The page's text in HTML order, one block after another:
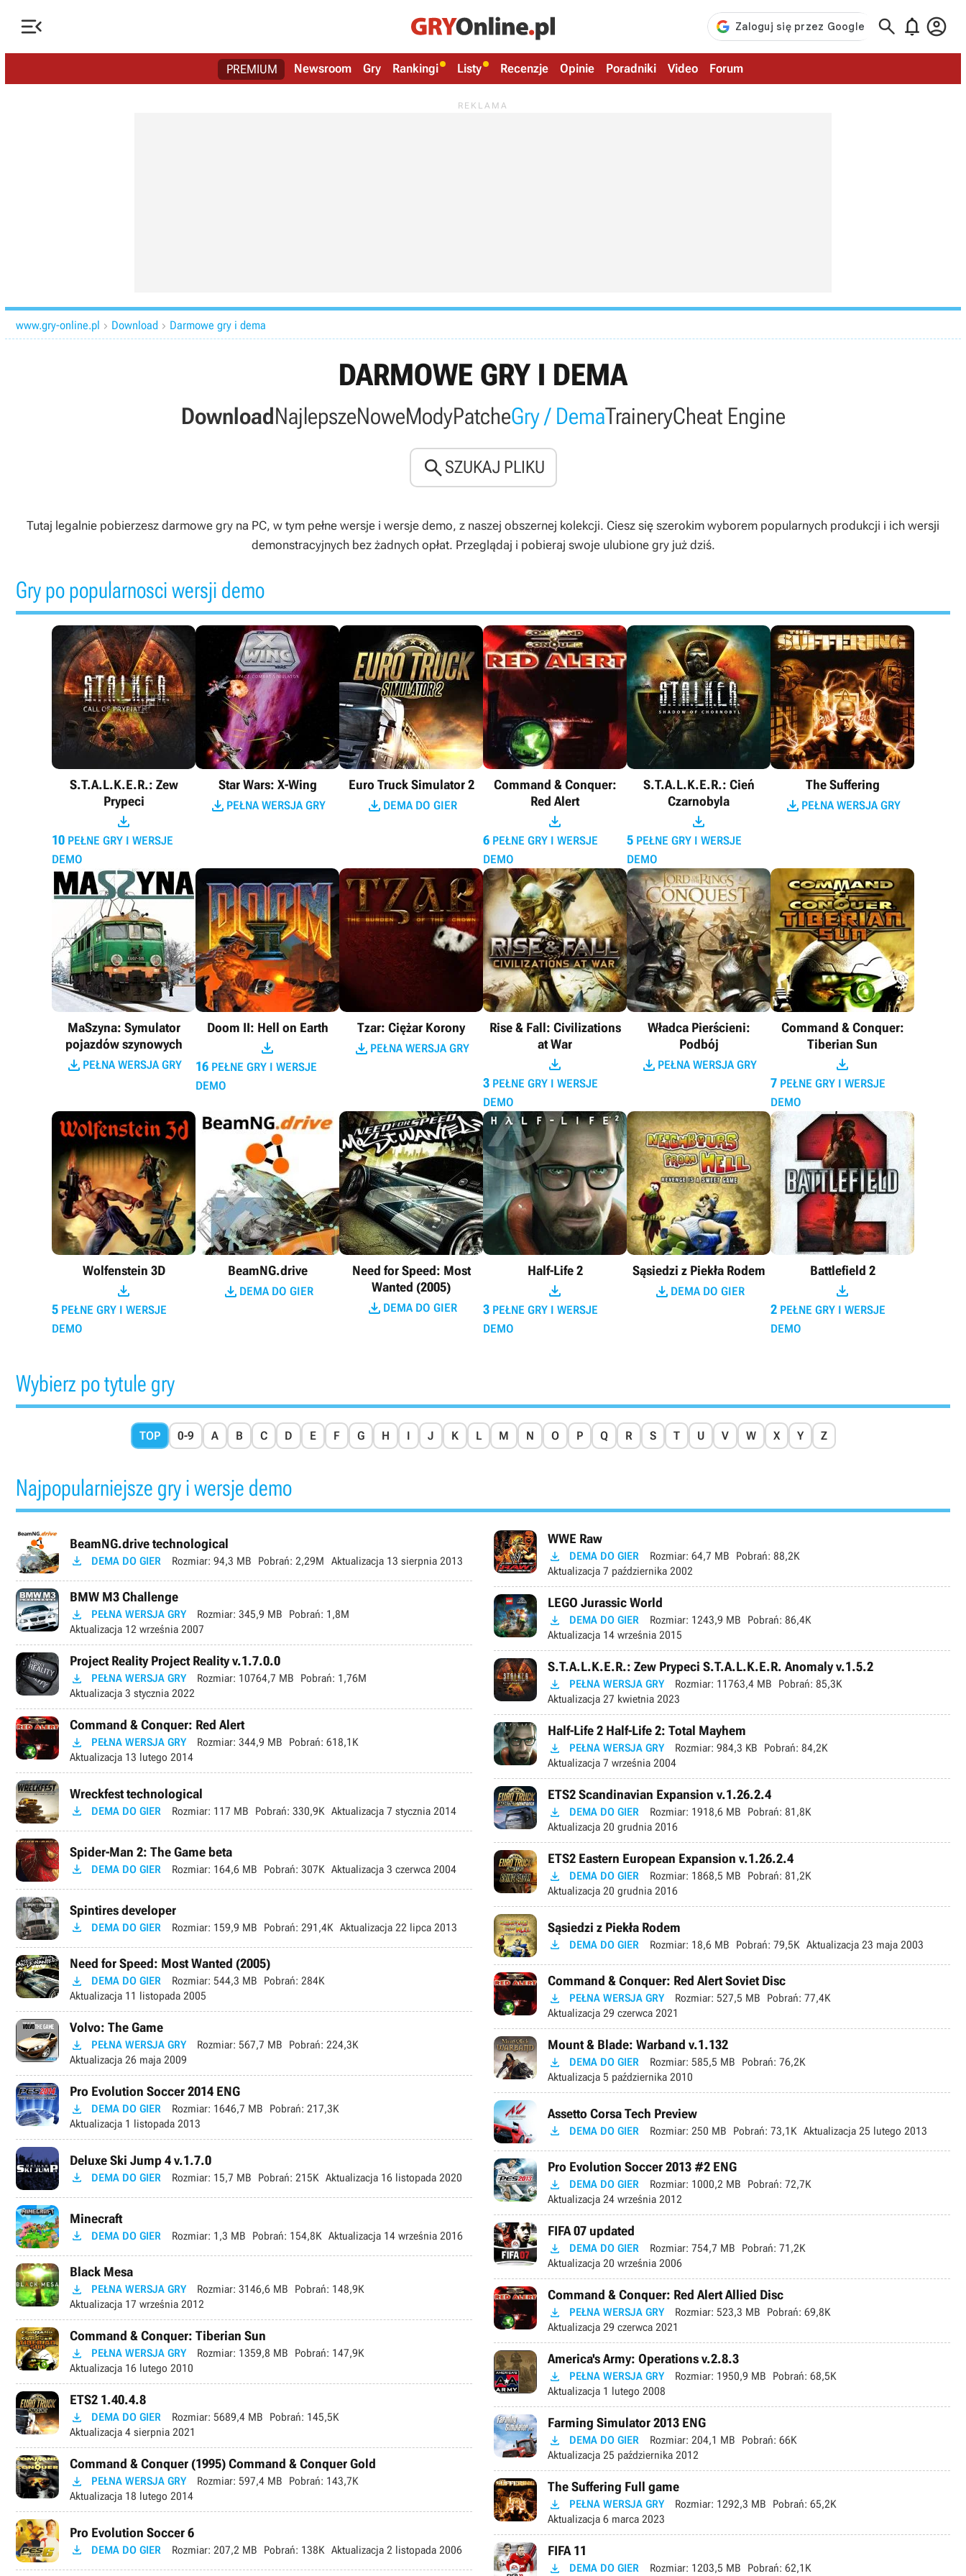
   
PREMIUM Newsroom Gry Rankingi Listy Recenzje Opinie Poradniki Video Forum
www.gry-online.pl  Download  Darmowe gry i dema
DARMOWE GRY I DEMA
DownloadNajlepszeNoweModyPatcheGry / DemaTraineryCheat Engine
SZUKAJ PLIKU
Tutaj legalnie pobierzesz darmowe gry na PC, w tym pełne wersje i wersje demo, z naszej obszernej kolekcji. Ciesz się szerokim wyborem popularnych produkcji i ich wersji
demonstracyjnych bez żadnych opłat. Przeglądaj i pobieraj swoje ulubione gry już dziś.
Gry po popularnosci wersji demo
S.T.A.L.K.E.R.: Zew
Prypeci

10 PEŁNE GRY I WERSJE
DEMO
Star Wars: X-Wing
 PEŁNA WERSJA GRY
Euro Truck Simulator 2
 DEMA DO GIER
Command & Conquer:
Red Alert

6 PEŁNE GRY I WERSJE
DEMO
S.T.A.L.K.E.R.: Cień
Czarnobyla

5 PEŁNE GRY I WERSJE
DEMO
The Suffering
 PEŁNA WERSJA GRY
MaSzyna: Symulator
pojazdów szynowych
 PEŁNA WERSJA GRY
Doom II: Hell on Earth

16 PEŁNE GRY I WERSJE
DEMO
Tzar: Ciężar Korony
 PEŁNA WERSJA GRY
Rise & Fall: Civilizations
at War

3 PEŁNE GRY I WERSJE
DEMO
Władca Pierścieni:
Podbój
 PEŁNA WERSJA GRY
Command & Conquer:
Tiberian Sun

7 PEŁNE GRY I WERSJE
DEMO
Wolfenstein 3D

5 PEŁNE GRY I WERSJE
DEMO
BeamNG.drive
 DEMA DO GIER
Need for Speed: Most
Wanted (2005)
 DEMA DO GIER
Half-Life 2

3 PEŁNE GRY I WERSJE
DEMO
Sąsiedzi z Piekła Rodem
 DEMA DO GIER
Battlefield 2

2 PEŁNE GRY I WERSJE
DEMO
Wybierz po tytule gry
TOP 0-9 A B C D E F G H I J K L M N O P Q R S T U V W X Y Z
Najpopularniejsze gry i wersje demo
BeamNG.drive technological
 DEMA DO GIER Rozmiar: 94,3 MB Pobrań: 2,29M Aktualizacja 13 sierpnia 2013
BMW M3 Challenge
 PEŁNA WERSJA GRY Rozmiar: 345,9 MB Pobrań: 1,8M
Aktualizacja 12 września 2007
Project Reality Project Reality v.1.7.0.0
 PEŁNA WERSJA GRY Rozmiar: 10764,7 MB Pobrań: 1,76M
Aktualizacja 3 stycznia 2022
Command & Conquer: Red Alert
 PEŁNA WERSJA GRY Rozmiar: 344,9 MB Pobrań: 618,1K
Aktualizacja 13 lutego 2014
Wreckfest technological
 DEMA DO GIER Rozmiar: 117 MB Pobrań: 330,9K Aktualizacja 7 stycznia 2014
Spider-Man 2: The Game beta
 DEMA DO GIER Rozmiar: 164,6 MB Pobrań: 307K Aktualizacja 3 czerwca 2004
Spintires developer
 DEMA DO GIER Rozmiar: 159,9 MB Pobrań: 291,4K Aktualizacja 22 lipca 2013
Need for Speed: Most Wanted (2005)
 DEMA DO GIER Rozmiar: 544,3 MB Pobrań: 284K
Aktualizacja 11 listopada 2005
Volvo: The Game
 PEŁNA WERSJA GRY Rozmiar: 567,7 MB Pobrań: 224,3K
Aktualizacja 26 maja 2009
Pro Evolution Soccer 2014 ENG
 DEMA DO GIER Rozmiar: 1646,7 MB Pobrań: 217,3K
Aktualizacja 1 listopada 2013
Deluxe Ski Jump 4 v.1.7.0
 DEMA DO GIER Rozmiar: 15,7 MB Pobrań: 215K Aktualizacja 16 listopada 2020
Minecraft
 DEMA DO GIER Rozmiar: 1,3 MB Pobrań: 154,8K Aktualizacja 14 września 2016
Black Mesa
 PEŁNA WERSJA GRY Rozmiar: 3146,6 MB Pobrań: 148,9K
Aktualizacja 17 września 2012
Command & Conquer: Tiberian Sun
 PEŁNA WERSJA GRY Rozmiar: 1359,8 MB Pobrań: 147,9K
Aktualizacja 16 lutego 2010
ETS2 1.40.4.8
 DEMA DO GIER Rozmiar: 5689,4 MB Pobrań: 145,5K
Aktualizacja 4 sierpnia 2021
Command & Conquer (1995) Command & Conquer Gold
 PEŁNA WERSJA GRY Rozmiar: 597,4 MB Pobrań: 143,7K
Aktualizacja 18 lutego 2014
Pro Evolution Soccer 6
 DEMA DO GIER Rozmiar: 207,2 MB Pobrań: 138K Aktualizacja 2 listopada 2006
WWE Raw
 DEMA DO GIER Rozmiar: 64,7 MB Pobrań: 88,2K
Aktualizacja 7 października 2002
LEGO Jurassic World
 DEMA DO GIER Rozmiar: 1243,9 MB Pobrań: 86,4K
Aktualizacja 14 września 2015
S.T.A.L.K.E.R.: Zew Prypeci S.T.A.L.K.E.R. Anomaly v.1.5.2
 PEŁNA WERSJA GRY Rozmiar: 11763,4 MB Pobrań: 85,3K
Aktualizacja 27 kwietnia 2023
Half-Life 2 Half-Life 2: Total Mayhem
 PEŁNA WERSJA GRY Rozmiar: 984,3 KB Pobrań: 84,2K
Aktualizacja 7 września 2004
ETS2 Scandinavian Expansion v.1.26.2.4
 DEMA DO GIER Rozmiar: 1918,6 MB Pobrań: 81,8K
Aktualizacja 20 grudnia 2016
ETS2 Eastern European Expansion v.1.26.2.4
 DEMA DO GIER Rozmiar: 1868,5 MB Pobrań: 81,2K
Aktualizacja 20 grudnia 2016
Sąsiedzi z Piekła Rodem
 DEMA DO GIER Rozmiar: 18,6 MB Pobrań: 79,5K Aktualizacja 23 maja 2003
Command & Conquer: Red Alert Soviet Disc
 PEŁNA WERSJA GRY Rozmiar: 527,5 MB Pobrań: 77,4K
Aktualizacja 29 czerwca 2021
Mount & Blade: Warband v.1.132
 DEMA DO GIER Rozmiar: 585,5 MB Pobrań: 76,2K
Aktualizacja 5 października 2010
Assetto Corsa Tech Preview
 DEMA DO GIER Rozmiar: 250 MB Pobrań: 73,1K Aktualizacja 25 lutego 2013
Pro Evolution Soccer 2013 #2 ENG
 DEMA DO GIER Rozmiar: 1000,2 MB Pobrań: 72,7K
Aktualizacja 24 września 2012
FIFA 07 updated
 DEMA DO GIER Rozmiar: 754,7 MB Pobrań: 71,2K
Aktualizacja 20 września 2006
Command & Conquer: Red Alert Allied Disc
 PEŁNA WERSJA GRY Rozmiar: 523,3 MB Pobrań: 69,8K
Aktualizacja 29 czerwca 2021
America's Army: Operations v.2.8.3
 PEŁNA WERSJA GRY Rozmiar: 1950,9 MB Pobrań: 68,5K
Aktualizacja 1 lutego 2008
Farming Simulator 2013 ENG
 DEMA DO GIER Rozmiar: 204,1 MB Pobrań: 66K
Aktualizacja 25 października 2012
The Suffering Full game
 PEŁNA WERSJA GRY Rozmiar: 1292,3 MB Pobrań: 65,2K
Aktualizacja 6 marca 2023
FIFA 11
 DEMA DO GIER Rozmiar: 1203,5 MB Pobrań: 62,1K